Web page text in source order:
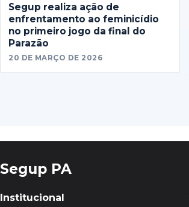
Segup realiza ação de
enfrentamento ao feminicídio
no primeiro jogo da final do
Parazão
20 DE MARÇO DE 2026
Segup PA
Institucional